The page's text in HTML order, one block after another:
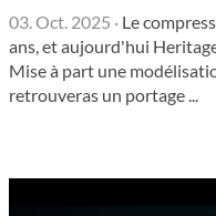
03. Oct. 2025 · Le
ans, et aujourd'hui
Mise à part une
retrouveras un portage ...